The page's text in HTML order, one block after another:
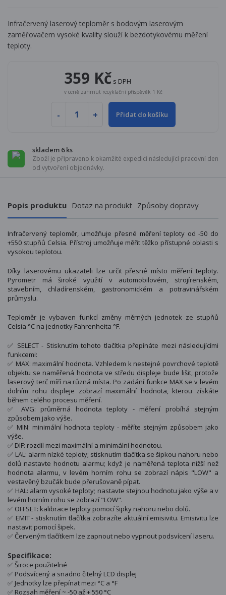
Infračervený laserový teploměr s bodovým laserovým
zaměřovačem vysoké kvality slouží k bezdotykovému měření
teploty.
359 Kč s DPH
v ceně zahrnut recyklační příspěvěk 1 Kč
Přidat do košíku
skladem 6 ks
Zboží je připraveno k okamžité expedici následující pracovní den
od vytvoření objednávky.
Popis produktu Dotaz na produkt Způsoby dopravy
Infračervený teploměr, umožňuje přesné měření teploty od -50 do
+550 stupňů Celsia. Přístroj umožňuje měřit těžko přístupné oblasti s
vysokou teplotou.
Díky laserovému ukazateli lze určit přesné místo měření teploty.
Pyrometr má široké využití v automobilovém, strojírenském,
stavebním, chladírenském, gastronomickém a potravinářském
průmyslu.
Teploměr je vybaven funkcí změny měrných jednotek ze stupňů
Celsia °C na jednotky Fahrenheita °F.
✅ SELECT - Stisknutím tohoto tlačítka přepínáte mezi následujícími
funkcemi:
✅ MAX: maximální hodnota. Vzhledem k nestejné povrchové teplotě
objektu se naměřená hodnota ve středu displeje bude lišit, protože
laserový terč míří na různá místa. Po zadání funkce MAX se v levém
dolním rohu displeje zobrazí maximální hodnota, kterou získáte
během celého procesu měření.
✅ AVG: průměrná hodnota teploty - měření probíhá stejným
způsobem jako výše.
✅ MIN: minimální hodnota teploty - měříte stejným způsobem jako
výše.
✅ DIF: rozdíl mezi maximální a minimální hodnotou.
✅ LAL: alarm nízké teploty; stisknutím tlačítka se šipkou nahoru nebo
dolů nastavte hodnotu alarmu; když je naměřená teplota nižší než
hodnota alarmu, v levém horním rohu se zobrazí nápis "LOW" a
vestavěný bzučák bude přerušovaně pípat.
✅ HAL: alarm vysoké teploty; nastavte stejnou hodnotu jako výše a v
levém horním rohu se zobrazí "LOW".
✅ OFFSET: kalibrace teploty pomocí šipky nahoru nebo dolů.
✅ EMIT - stisknutím tlačítka zobrazíte aktuální emisivitu. Emisivitu lze
nastavit pomocí šipek.
✅ Červeným tlačítkem lze zapnout nebo vypnout podsvícení laseru.
Specifikace:
✅ Široce použitelné
✅ Podsvícený a snadno čitelný LCD displej
✅ Jednotky lze přepínat mezi °C a °F
✅ Rozsah měření ~ -50 až + 550 °C